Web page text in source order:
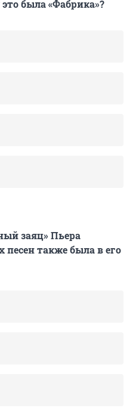
была «Фабрика»?
заяц» Пьера
песен также была в его